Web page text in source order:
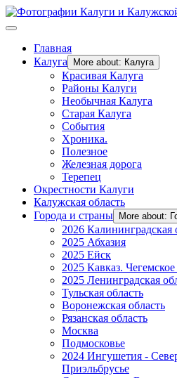
Главная
Калуга
More about: Калуга
Красивая Калуга
Районы Калуги
Необычная Калуга
Старая Калуга
События
Хроника.
Полезное
Железная дорога
Терепец
Окрестности Калуги
Калужская область
Города и страны
More about:
2026 Калининградская
2025 Абхазия
2025 Ейск
2025 Кавказ.
2025 Ленинградская
Тульская область
Воронежская область
Рязанская область
Москва
Подмосковье
2024 Ингушетия -
Приэльбрусье